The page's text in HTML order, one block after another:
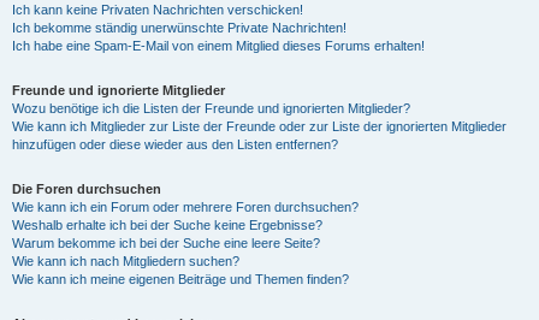
Ich kann keine Privaten Nachrichten verschicken!
Ich bekomme ständig unerwünschte Private Nachrichten!
Ich habe eine Spam-E-Mail von einem Mitglied dieses Forums erhalten!
Freunde und ignorierte Mitglieder
Wozu benötige ich die Listen der Freunde und ignorierten Mitglieder?
Wie kann ich Mitglieder zur Liste der Freunde oder zur Liste der ignorierten Mitglieder
hinzufügen oder diese wieder aus den Listen entfernen?
Die Foren durchsuchen
Wie kann ich ein Forum oder mehrere Foren durchsuchen?
Weshalb erhalte ich bei der Suche keine Ergebnisse?
Warum bekomme ich bei der Suche eine leere Seite?
Wie kann ich nach Mitgliedern suchen?
Wie kann ich meine eigenen Beiträge und Themen finden?